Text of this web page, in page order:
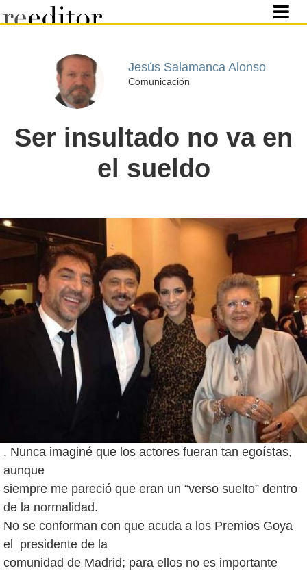
Jesús Salamanca Alonso
Comunicación
Ser insultado no va en
el sueldo
. Nunca imaginé que los actores fueran tan egoístas,
aunque
siempre me pareció que eran un “verso suelto” dentro
de la normalidad.
No se conforman con que acuda a los Premios Goya
el presidente de la
comunidad de Madrid; para ellos no es importante